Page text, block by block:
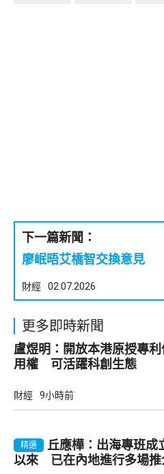
下一篇新聞：
廖岷晤艾橋智交換意見
財經 02.07.2026
更多即時新聞
盧煜明：開放本港原授專利
用權 可活躍科創生態
財經 9小時前
精選
丘應樺：出海專班成
以來 已在內地進行多場推